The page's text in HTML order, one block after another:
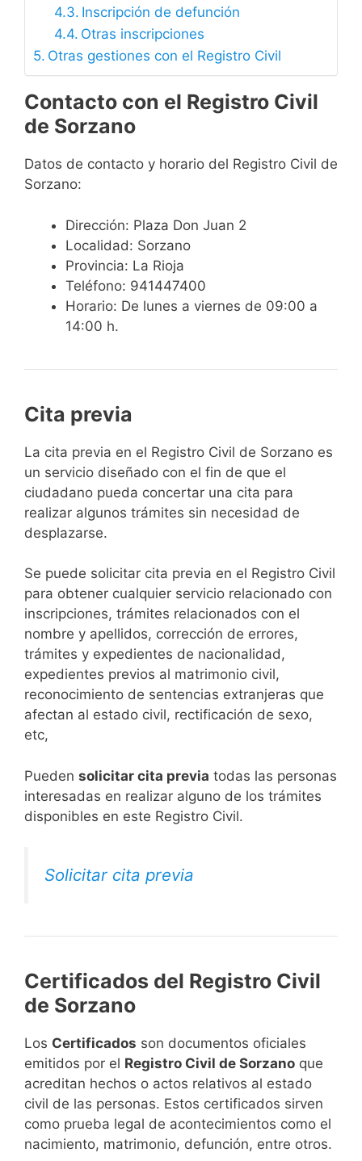
Inscripción de defunción
Otras inscripciones
Otras gestiones con el Registro Civil
Contacto con el Registro Civil
de Sorzano
Datos de contacto y horario del Registro Civil de
Sorzano:
Dirección: Plaza Don Juan 2
Localidad: Sorzano
Provincia: La Rioja
Teléfono: 941447400
Horario: De lunes a viernes de 09:00 a
14:00 h.
Cita previa
​​​​​​​​​​​​​​​​​​​​​​​​​​​​La cita previa en el Registro Civil de Sorzano es
un servicio diseñado con el fin de que el
ciudadano pueda concertar una cita para
realizar algunos trámites sin necesidad de
desplazarse.​
Se puede solicitar cita previa en el Registro Civil
para obtener cualquier servicio relacionado con
inscripciones, trámites relacionados con el
nombre y apellidos, corrección de errores,
trámites y expedientes de nacionalidad,
expedientes previos al matrimonio civil,
reconocimiento de sentencias extranjeras que
afectan al estado civil, rectificación de sexo,
etc,
​Pueden solicitar cita previa todas las personas
interesadas en realizar alguno de los trámites
disponibles en este Registro Civil.​
Solicitar cita previa
Certificados del Registro Civil
de Sorzano
Los Certificados son documentos oficiales
emitidos por el Registro Civil de Sorzano que
acreditan hechos o actos relativos al estado
civil de las personas. Estos certificados sirven
como prueba legal de acontecimientos como el
nacimiento, matrimonio, defunción, entre otros.